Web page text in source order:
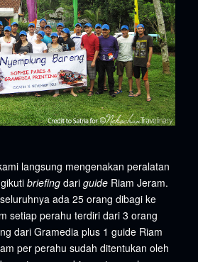
langsung mengenakan peralatan
briefing dari guide Riam Jeram.
ada 25 orang dibagi ke
setiap perahu terdiri dari 3 orang
dari Gramedia plus 1 guide Riam
per perahu sudah ditentukan oleh